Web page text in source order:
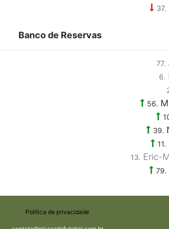
37.
Banco de Reservas
77.
6.
56.
39.
11.
13. Eric-
79.
Política de privacidade